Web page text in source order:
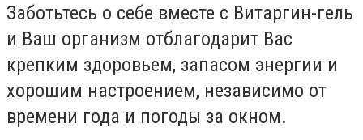
Заботьтесь о себе вместе с Витаргин-гель
и Ваш организм отблагодарит Вас
крепким здоровьем, запасом энергии и
хорошим настроением, независимо от
времени года и погоды за окном.